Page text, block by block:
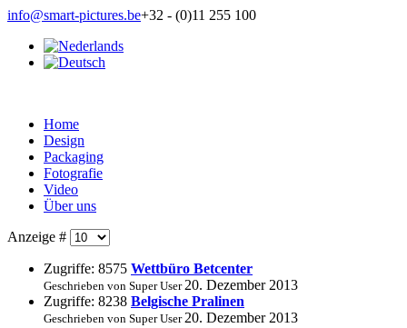
info@smart-pictures.be+32 - (0)11 255 100
Home
Design
Packaging
Fotografie
Video
Über uns
Anzeige #
Zugriffe: 8575 Wettbüro Betcenter
Geschrieben von Super User 20. Dezember 2013
Zugriffe: 8238 Belgische Pralinen
Geschrieben von Super User 20. Dezember 2013